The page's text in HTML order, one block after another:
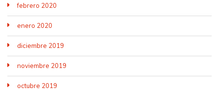
febrero 2020
enero 2020
diciembre 2019
noviembre 2019
octubre 2019